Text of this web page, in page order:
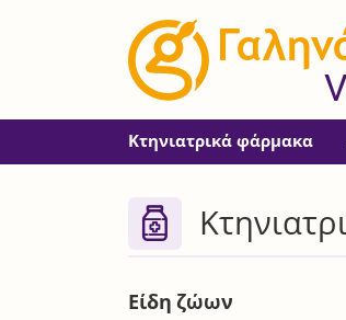
Κτηνιατρικά φάρμακα
Είδη ζώων